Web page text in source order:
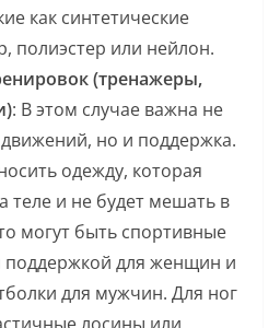
как синтетические
полиэстер или нейлон.
(тренажеры,
: В этом случае важна не
но и поддержка.
одежду, которая
теле и не будет мешать в
могут быть спортивные
для женщин и
для мужчин. Для ног